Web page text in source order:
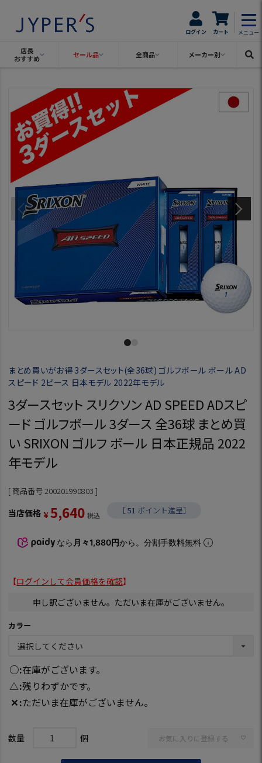
ログイン カート メニュー
店長
おすすめ
セール品 全商品 メーカー別
まとめ買いがお得 3ダースセット(全36球) ゴルフボール ボール AD
スピード 2ピース 日本モデル 2022年モデル
3ダースセット スリクソン AD SPEED ADスピ
ード ゴルフボール 3ダース 全36球 まとめ買
い SRIXON ゴルフ ボール 日本正規品 2022
年モデル
商品番号 200201990803
当店価格 ¥5,640 税込 ［51 ポイント進呈］
なら 月々1,880円から。分割手数料無料
【ログインして会員価格を確認】
申し訳ございません。ただいま在庫がございません。
カラー
○ 在庫がございます。
△ 残りわずかです。
✕ ただいま在庫がございません。
お気に入りに登録する